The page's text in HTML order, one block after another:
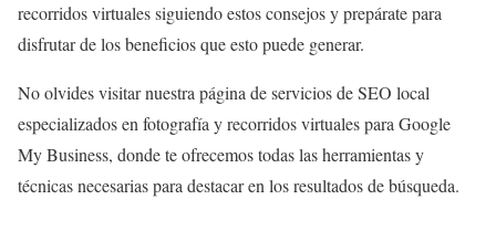
recorridos virtuales siguiendo estos consejos y prepárate para
disfrutar de los beneficios que esto puede generar.
No olvides visitar nuestra página de servicios de SEO local
especializados en fotografía y recorridos virtuales para Google
My Business, donde te ofrecemos todas las herramientas y
técnicas necesarias para destacar en los resultados de búsqueda.